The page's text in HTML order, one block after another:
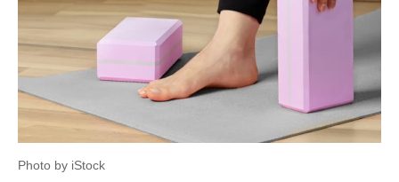
Photo by iStock